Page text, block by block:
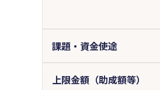
課題・資金使途
上限金額（助成額等）